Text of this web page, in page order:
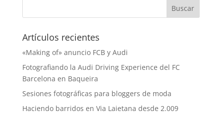
Artículos recientes
«Making of» anuncio FCB y Audi
Fotografiando la Audi Driving Experience del FC
Barcelona en Baqueira
Sesiones fotográficas para bloggers de moda
Haciendo barridos en Via Laietana desde 2.009